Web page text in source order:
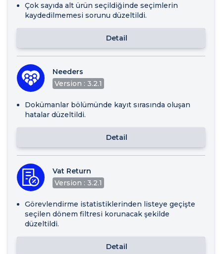
Çok sayıda alt ürün seçildiğinde seçimlerin
kaydedilmemesi sorunu düzeltildi.
Detail
Needers
Version : 3.2.1
Dokümanlar bölümünde kayıt sırasında oluşan
hatalar düzeltildi.
Detail
Vat Return
Version : 3.2.1
Görevlendirme istatistiklerinden listeye geçişte
seçilen dönem filtresi korunacak şekilde
düzeltildi.
Detail